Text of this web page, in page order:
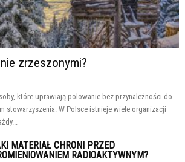
zrzeszonymi?
które uprawiają polowanie bez przynależności do
stowarzyszenia. W Polsce istnieje wiele organizacji
MATERIAŁ CHRONI PRZED
RADIOAKTYWNYM?